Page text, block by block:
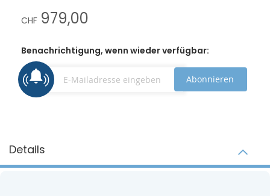
CHF 979,00
Benachrichtigung, wenn wieder verfügbar:
Abonnieren
Details